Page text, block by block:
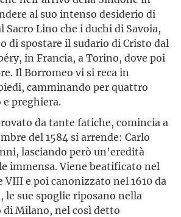
al suo intenso desiderio di
Sacro Lino che i duchi di Savoia,
di spostare il sudario di Cristo dal
in Francia, a Torino, dove poi
Il Borromeo vi si reca in
camminando per quattro
preghiera.
da tante fatiche, comincia a
del 1584 si arrende: Carlo
lasciando però un’eredità
immensa. Viene beatificato nel
VIII e poi canonizzato nel 1610 da
le sue spoglie riposano nella
di Milano, nel così detto